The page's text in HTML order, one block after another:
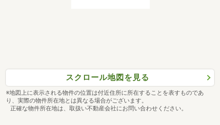
スクロール地図を見る
※地図上に表示される物件の位置は付近住所に所在することを表すものであ
り、実際の物件所在地とは異なる場合がございます。
正確な物件所在地は、取扱い不動産会社にお問い合わせください。